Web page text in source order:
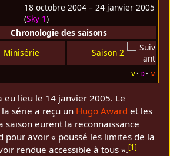
18 octobre 2004 – 24 janvier 2005
(Sky 1)
Chronologie des saisons
Minisérie
Saison 2
v d m
eu lieu le 14 janvier 2005. Le
série a reçu un Hugo Award et les
saison eurent la reconnaissance
pour avoir « poussé les limites de la
rendue accessible à tous ».[1]